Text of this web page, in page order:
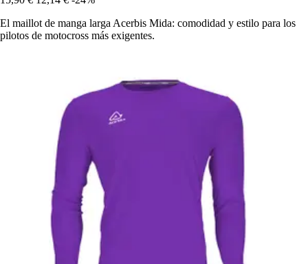
El maillot de manga larga Acerbis Mida: comodidad y estilo para los
pilotos de motocross más exigentes.